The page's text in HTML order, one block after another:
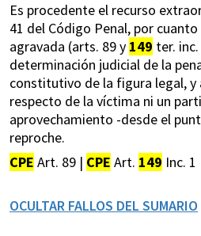
Es procedente el recurso
41 del Código Penal, por
agravada (arts. 89 y 149 ter.
determinación judicial de la
constitutivo de la figura legal, y
respecto de la víctima ni un
aprovechamiento -desde el
reproche.
CPE Art. 89 | CPE Art. 149 Inc. 1
OCULTAR FALLOS DEL SUMARIO